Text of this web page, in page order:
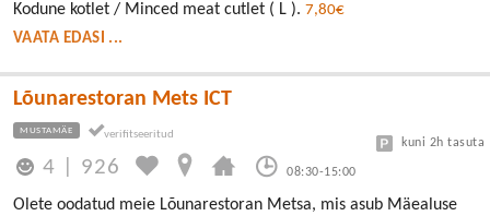
Kodune kotlet / Minced meat cutlet ( L ). 7,80€
VAATA EDASI ...
Lõunarestoran Mets ICT
MUSTAMÄE
4 926 08:30-15:00
kuni 2h tasuta
Olete oodatud meie Lõunarestoran Metsa, mis asub Mäealuse